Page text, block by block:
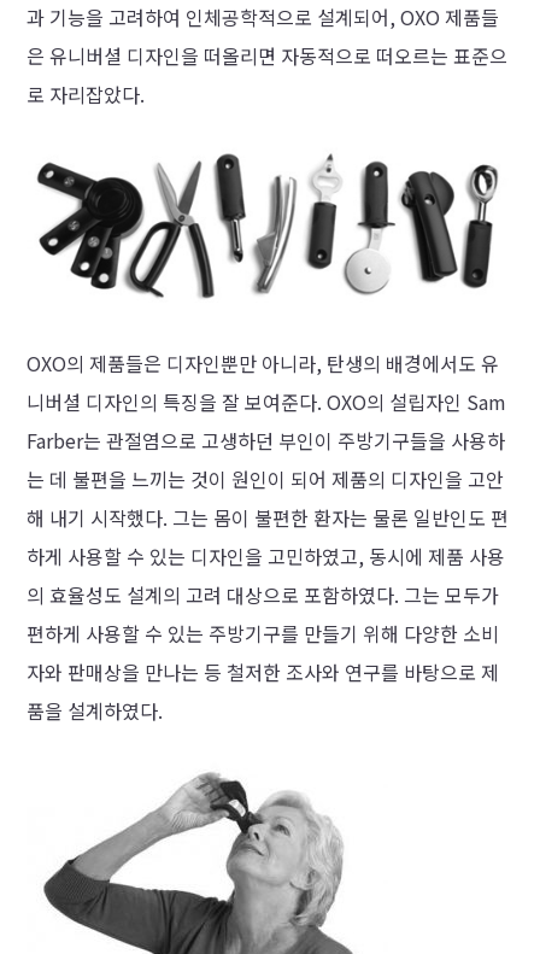
과 기능을 고려하여 인체공학적으로 설계되어, OXO 제품들
은 유니버셜 디자인을 떠올리면 자동적으로 떠오르는 표준으
로 자리잡았다.
OXO의 제품들은 디자인뿐만 아니라, 탄생의 배경에서도 유
니버셜 디자인의 특징을 잘 보여준다. OXO의 설립자인 Sam
Farber는 관절염으로 고생하던 부인이 주방기구들을 사용하
는 데 불편을 느끼는 것이 원인이 되어 제품의 디자인을 고안
해 내기 시작했다. 그는 몸이 불편한 환자는 물론 일반인도 편
하게 사용할 수 있는 디자인을 고민하였고, 동시에 제품 사용
의 효율성도 설계의 고려 대상으로 포함하였다. 그는 모두가
편하게 사용할 수 있는 주방기구를 만들기 위해 다양한 소비
자와 판매상을 만나는 등 철저한 조사와 연구를 바탕으로 제
품을 설계하였다.